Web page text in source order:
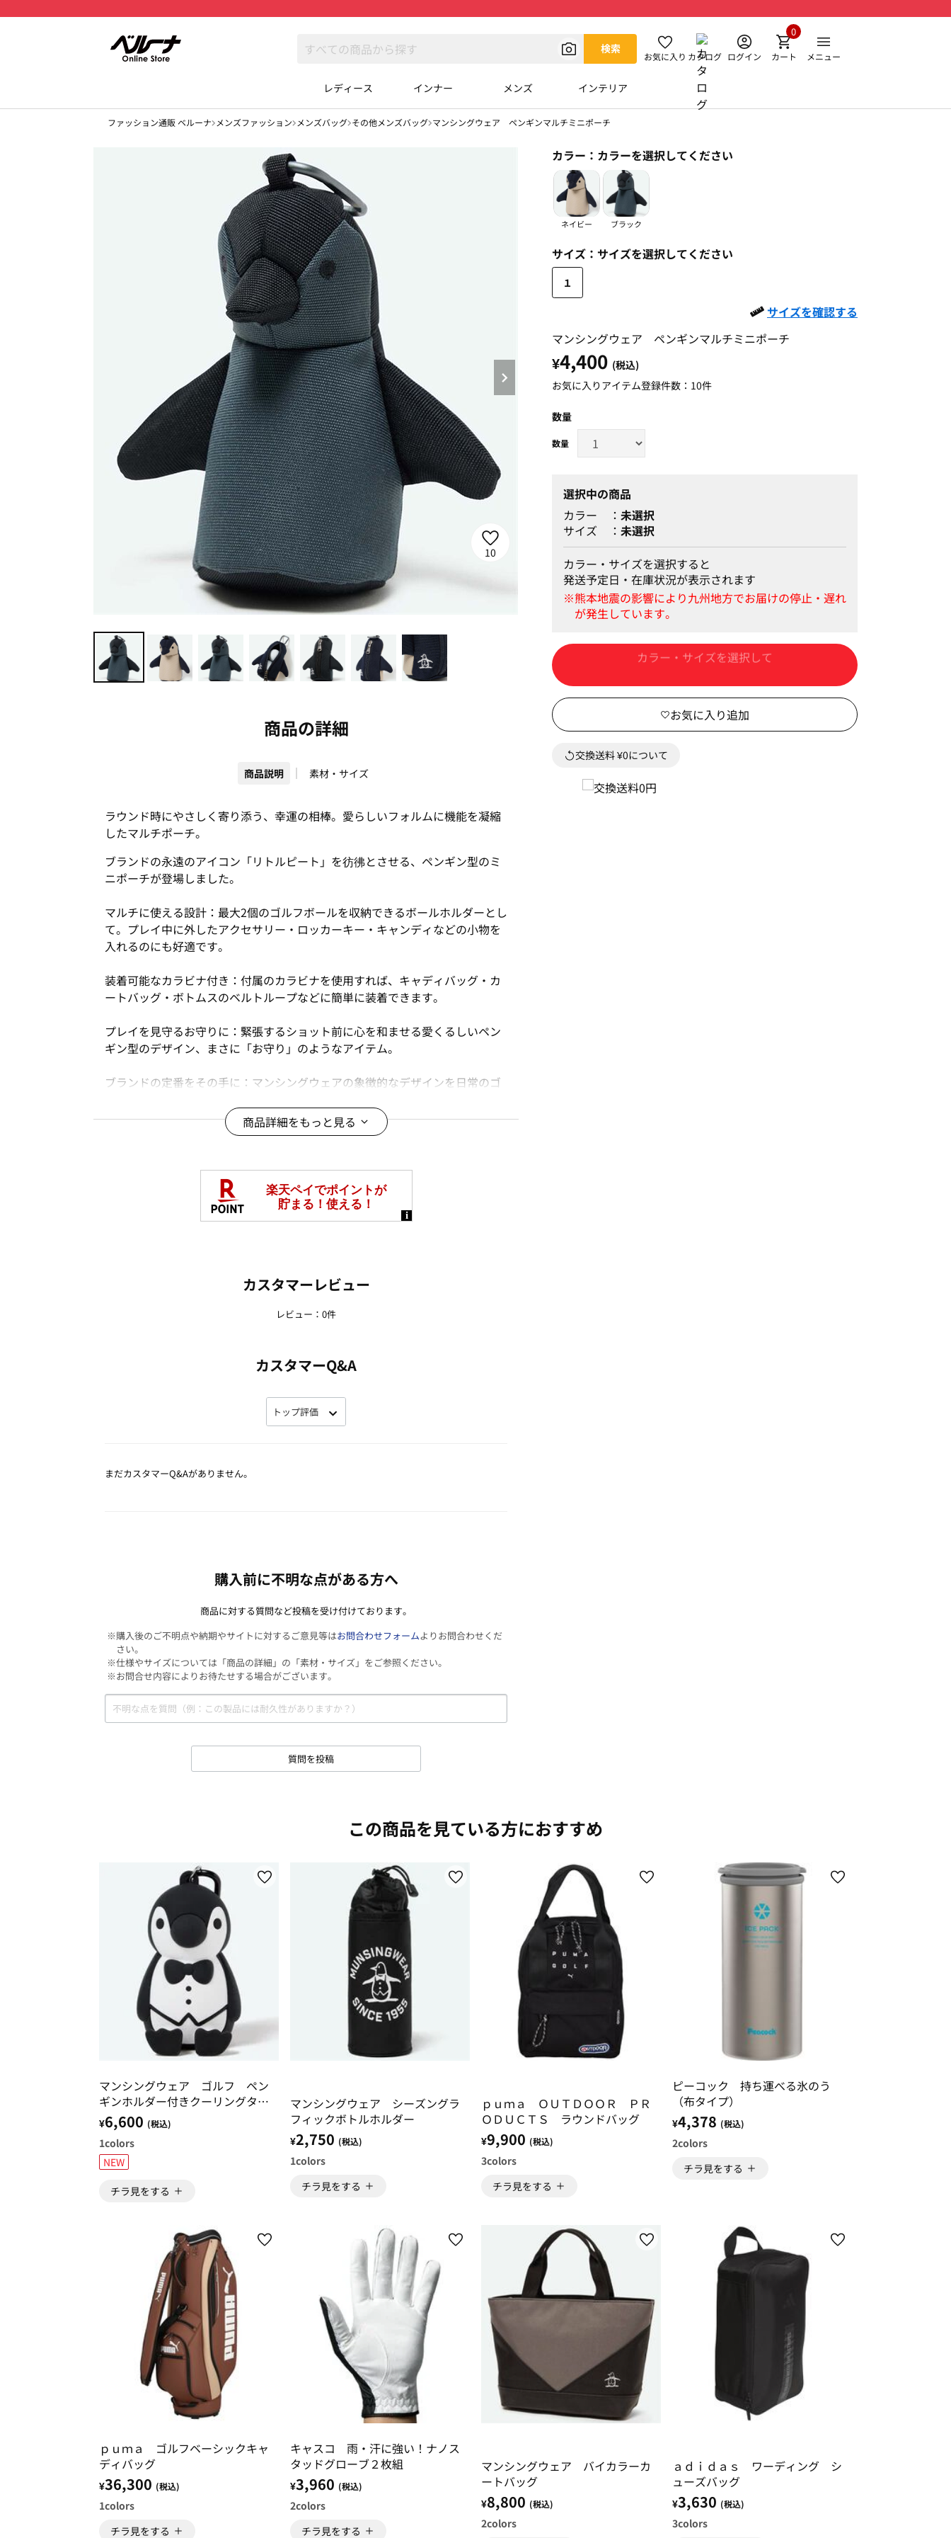
検索
お気に入り カタログ ログイン カート
0
メニュー
レディース インナー メンズ インテリア
ファッション通販 ベルーナ メンズファッション メンズバッグ その他メンズバッグ マンシングウェア ペンギンマルチミニポーチ
10
商品の詳細
商品説明 素材・サイズ
ラウンド時にやさしく寄り添う、幸運の相棒。愛らしいフォルムに機能を凝縮
したマルチポーチ。
ブランドの永遠のアイコン「リトルピート」を彷彿とさせる、ペンギン型のミ
ニポーチが登場しました。
マルチに使える設計：最大2個のゴルフボールを収納できるボールホルダーとし
て。プレイ中に外したアクセサリー・ロッカーキー・キャンディなどの小物を
入れるのにも好適です。
装着可能なカラビナ付き：付属のカラビナを使用すれば、キャディバッグ・カ
ートバッグ・ボトムスのベルトループなどに簡単に装着できます。
プレイを見守るお守りに：緊張するショット前に心を和ませる愛くるしいペン
ギン型のデザイン、まさに「お守り」のようなアイテム。
ブランドの定番をその手に：マンシングウェアの象徴的なデザインを日常のゴ
※世界共通デザインとなるため、サイズ・色・および仕様が変更となる場合が
OFDQ-00219
商品詳細をもっと見る
カスタマーレビュー
レビュー：0件
カスタマーQ&A
まだカスタマーQ&Aがありません。
購入前に不明な点がある方へ
商品に対する質問など投稿を受け付けております。
※購入後のご不明点や納期やサイトに対するご意見等はお問合わせフォームよりお問合わせくだ
さい。
※仕様やサイズについては「商品の詳細」の「素材・サイズ」をご参照ください。
※お問合せ内容によりお待たせする場合がございます。
質問を投稿
カラー： カラーを選択してください
ネイビー ブラック
サイズ： サイズを選択してください
１
サイズを確認する
マンシングウェア ペンギンマルチミニポーチ
¥4,400 (税込)
お気に入りアイテム登録件数： 10件
数量
選択中の商品
カラー
未選択
サイズ
未選択
カラー・サイズを選択すると
発送予定日・在庫状況が表示されます
カートに入れる
交換送料 ¥0について
この商品を見ている方におすすめ
マンシングウェア ゴルフ ペン
ギンホルダー付きクーリングタオ
ル
¥6,600 (税込)
1colors
NEW
チラ見をする
マンシングウェア シーズングラ
フィックボトルホルダー
¥2,750 (税込)
1colors
チラ見をする
ｐｕｍａ ＯＵＴＤＯＯＲ ＰＲ
ＯＤＵＣＴＳ ラウンドバッグ
¥9,900 (税込)
3colors
チラ見をする
ピーコック 持ち運べる氷のう
（布タイプ）
¥4,378 (税込)
2colors
チラ見をする
ｐｕｍａ ゴルフベーシックキャ
ディバッグ
¥36,300 (税込)
1colors
チラ見をする
キャスコ 雨・汗に強い！ナノス
タッドグローブ２枚組
¥3,960 (税込)
2colors
チラ見をする
マンシングウェア バイカラーカ
ートバッグ
¥8,800 (税込)
2colors
ａｄｉｄａｓ ワーディング シ
ューズバッグ
¥3,630 (税込)
3colors